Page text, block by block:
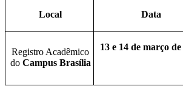
Local Data
Registro Acadêmico
do Campus Brasília
13e 14 de março de